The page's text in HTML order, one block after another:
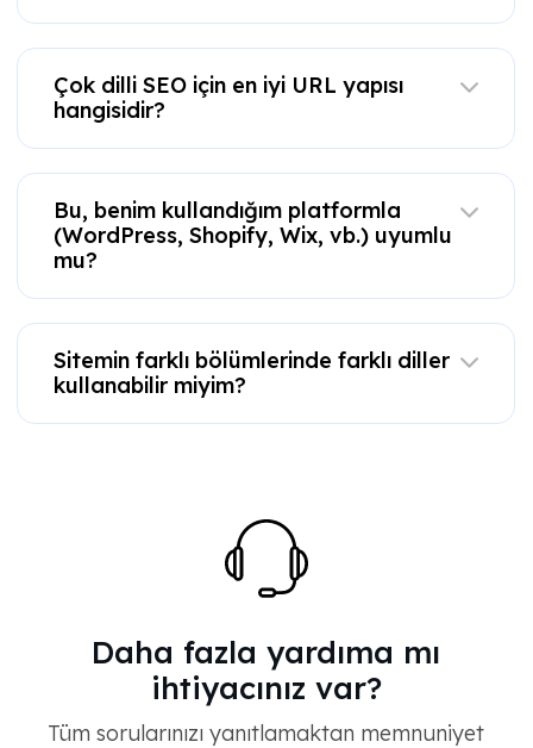
Çok dilli SEO için en iyi URL yapısı
hangisidir?
Bu, benim kullandığım platformla
(WordPress, Shopify, Wix, vb.) uyumlu
mu?
Sitemin farklı bölümlerinde farklı diller
kullanabilir miyim?
Daha fazla yardıma mı
ihtiyacınız var?
Tüm sorularınızı yanıtlamaktan memnuniyet